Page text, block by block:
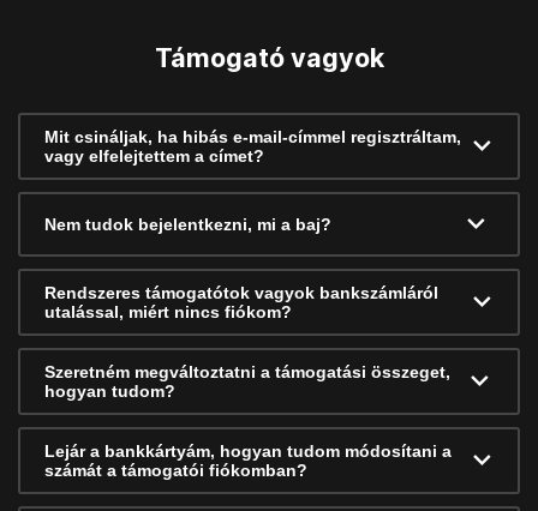
Támogató vagyok
Mit csináljak, ha hibás e-mail-címmel regisztráltam,
vagy elfelejtettem a címet?
Nem tudok bejelentkezni, mi a baj?
Rendszeres támogatótok vagyok bankszámláról
utalással, miért nincs fiókom?
Szeretném megváltoztatni a támogatási összeget,
hogyan tudom?
Lejár a bankkártyám, hogyan tudom módosítani a
számát a támogatói fiókomban?